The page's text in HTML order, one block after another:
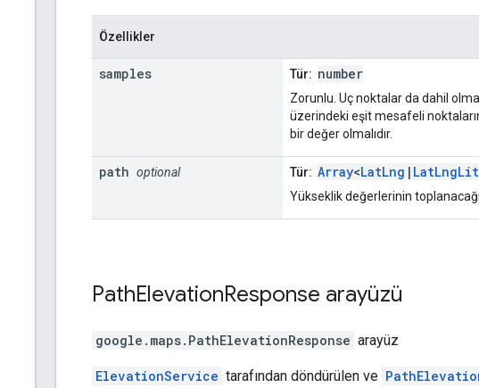
Özellikler
samples Tür: number
Zorunlu. Uç noktalar da dahil
üzerindeki eşit mesafeli noktaların
bir değer olmalıdır.
path optional Tür: Array<LatLng |
Yükseklik değerlerinin toplanacağı
PathElevationResponse arayüzü
google.maps. PathElevationResponse arayüz
ElevationService tarafından döndürülen ve